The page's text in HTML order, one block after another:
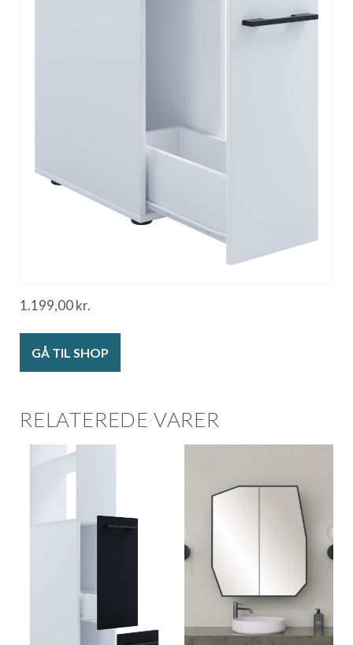
1.199,00kr.
GÅ TIL SHOP
RELATEREDE VARER